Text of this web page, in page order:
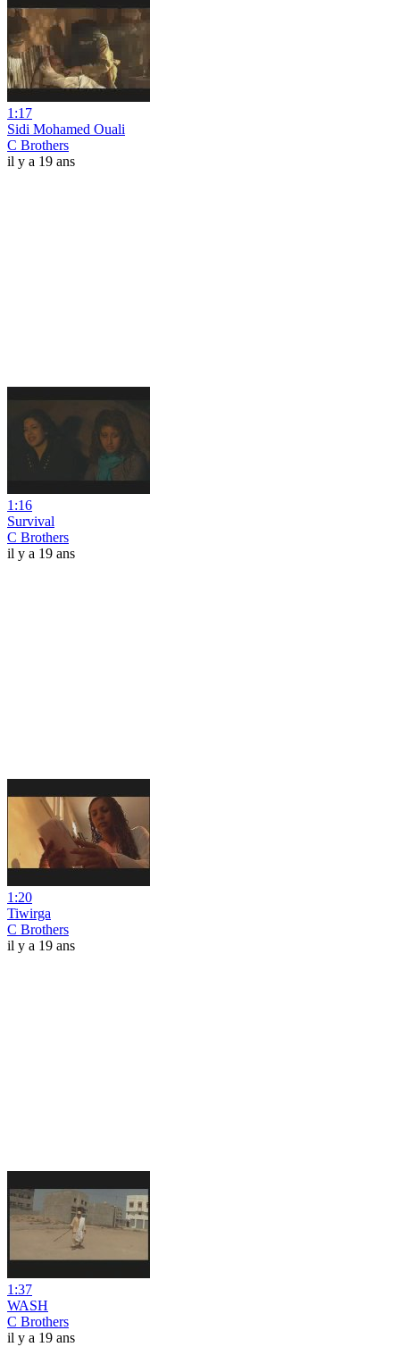
1:17
Sidi Mohamed Ouali
C Brothers
il y a 19 ans
1:16
Survival
C Brothers
il y a 19 ans
1:20
Tiwirga
C Brothers
il y a 19 ans
1:37
WASH
C Brothers
il y a 19 ans